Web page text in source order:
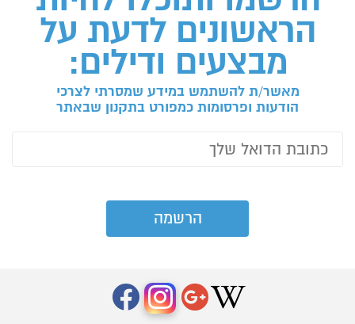
הראשונים לדעת על
מבצעים ודילים:
מאשר/ת להשתמש במידע שמסרתי לצרכי
הודעות ופרסומות כמפורט בתקנון שבאתר